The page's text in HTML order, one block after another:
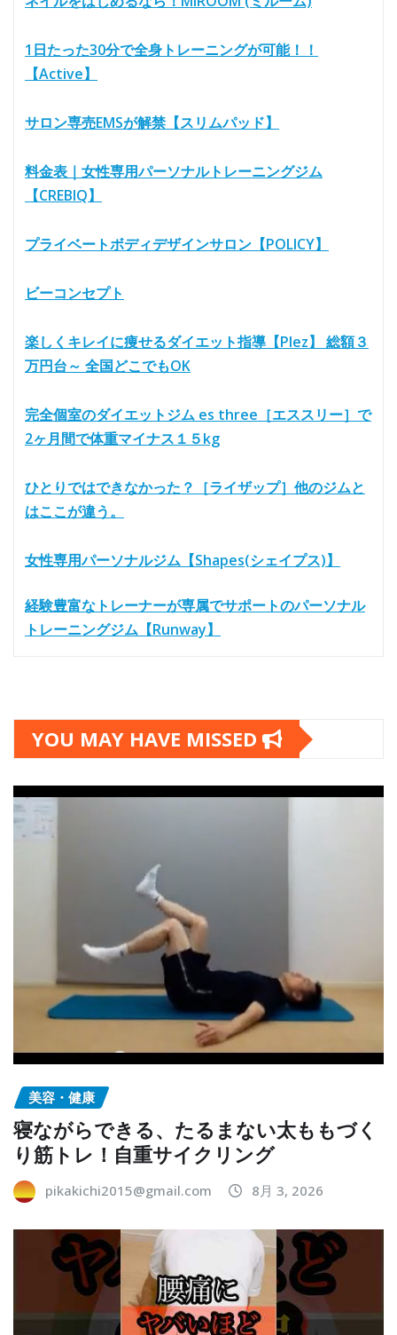
1日たった30分で全身トレーニングが可能！！
【Active】
サロン専売EMSが解禁【スリムパッド】
料金表｜女性専用パーソナルトレーニングジム
【CREBIQ】
プライベートボディデザインサロン【POLICY】
ビーコンセプト
楽しくキレイに痩せるダイエット指導【Plez】 総額３
万円台～ 全国どこでもOK
完全個室のダイエットジム es three［エススリー］で
2ヶ月間で体重マイナス１５kg
ひとりではできなかった？［ライザップ］他のジムと
はここが違う。
女性専用パーソナルジム【Shapes(シェイプス)】
経験豊富なトレーナーが専属でサポートのパーソナル
トレーニングジム【Runway】
YOU MAY HAVE MISSED
美容・健康
寝ながらできる、たるまない太ももづく
り筋トレ！自重サイクリング
pikakichi2015@gmail.com 8月 3, 2026